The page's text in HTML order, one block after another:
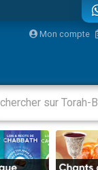
Mon compte
Livres